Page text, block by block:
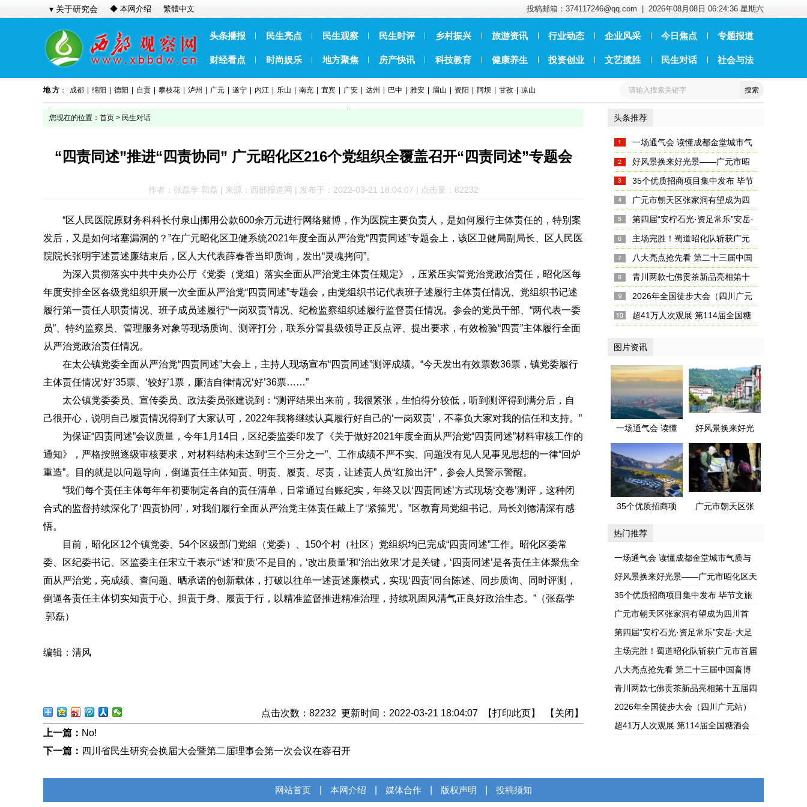
▾ 关于研究会 ◆ 本网介绍 繁體中文 投稿邮箱：374117246@qq.com | 2026年08月08日 06:24:36 星期六
头条播报 民生亮点 民生观察 民生时评 乡村振兴 旅游资讯 行业动态 企业风采 今日焦点 专题报道
财经看点 时尚娱乐 地方聚焦 房产快讯 科技教育 健康养生 投资创业 文艺揽胜 民生对话 社会与法
地 方 ： 成都 绵阳 德阳 自贡 攀枝花 泸州 广元 遂宁 内江 乐山 南充 宜宾 广安 达州 巴中 雅安 眉山 资阳 阿坝 甘孜 凉山
头条推荐
一场通气会 读懂成都金堂城市气
质与内涵好风景换来好光景——广元市昭
化区天雄村的“美”丽密码藏在哪？
35个优质招商项目集中发布 毕节
文旅新名片亮相成都
广元市朝天区张家洞有望成为四
川首个“金钉子”
第四届“安柠石光·资足常乐”安岳·
大足双城文旅联动营销季暨2...
主场完胜！蜀道昭化队斩获广元
市首届城市篮球联赛总冠军
八大亮点抢先看 第二十三届中国
畜博会将于5月18日在蓉开幕
青川两款七佛贡茶新品亮相第十
五届四川国际茶博会
2026年全国徒步大会（四川广元
站）暨古蜀道徒步游活动启幕
超41万人次观展 第114届全国糖
图片资讯
一场通气会 读懂
成都金堂城市气
质与内涵
好风景换来好光
景——广元市昭
化区天雄村
的“美”丽密码藏在
哪？
35个优质招商项
成都
广元市朝天区张
热门推荐
一场通气会 读懂成都金堂城市气质与
内涵
好风景换来好光景——广元市昭化区天
雄村的“美”丽密码藏在哪？
35个优质招商项目集中发布 毕节文旅
新名片亮相成都
广元市朝天区张家洞有望成为四川首
个“金钉子”
第四届“安柠石光·资足常乐”安岳·大足
双城文旅联动营销季暨2...
主场完胜！蜀道昭化队斩获广元市首届
城市篮球联赛总冠军
八大亮点抢先看 第二十三届中国畜博
会将于5月18日在蓉开幕
青川两款七佛贡茶新品亮相第十五届四
川国际茶博会
2026年全国徒步大会（四川广元站）
暨古蜀道徒步游活动启幕
超41万人次观展 第114届全国糖酒会
您现在的位置： 首页 > 民生对话
“四责同述”推进“四责协同” 广元昭化区216个党组织全覆盖召开“四责同述”专题会
作者：张磊学 郭磊 | 来源：西部报道网 | 发布于：2022-03-21 18:04:07 | 点击量：82232
“区人民医院原财务科科长付泉山挪用公款600余万元进行网络赌博，作为医院主要负责人，是如何履行主体责任的，特别案
发后，又是如何堵塞漏洞的？”在广元昭化区卫健系统2021年度全面从严治党“四责同述”专题会上，该区卫健局副局长、区人民医
院院长张明宇述责述廉结束后，区人大代表薛春香当即质询，发出“灵魂拷问”。
为深入贯彻落实中共中央办公厅《党委（党组）落实全面从严治党主体责任规定》，压紧压实管党治党政治责任，昭化区每
年度安排全区各级党组织开展一次全面从严治党“四责同述”专题会，由党组织书记代表班子述履行主体责任情况、党组织书记述
履行第一责任人职责情况、班子成员述履行“一岗双责”情况、纪检监察组织述履行监督责任情况。参会的党员干部、“两代表一委
员”、特约监察员、管理服务对象等现场质询、测评打分，联系分管县级领导正反点评、提出要求，有效检验“四责”主体履行全面
从严治党政治责任情况。
在太公镇党委全面从严治党“四责同述”大会上，主持人现场宣布“四责同述”测评成绩。“今天发出有效票数36票，镇党委履行
主体责任情况‘好’35票、‘较好’1票，廉洁自律情况‘好’36票……”
太公镇党委委员、宣传委员、政法委员张建说到：“测评结果出来前，我很紧张，生怕得分较低，听到测评得到满分后，自
己很开心，说明自己履责情况得到了大家认可，2022年我将继续认真履行好自己的‘一岗双责’，不辜负大家对我的信任和支持。”
为保证“四责同述”会议质量，今年1月14日，区纪委监委印发了《关于做好2021年度全面从严治党“四责同述”材料审核工作的
通知》，严格按照逐级审核要求，对材料结构未达到“三个三分之一”、工作成绩不严不实、问题没有见人见事见思想的一律“回炉
重造”。目的就是以问题导向，倒逼责任主体知责、明责、履责、尽责，让述责人员“红脸出汗”，参会人员警示警醒。
“我们每个责任主体每年年初要制定各自的责任清单，日常通过台账纪实，年终又以‘四责同述’方式现场‘交卷’测评，这种闭
合式的监督持续深化了‘四责协同’，对我们履行全面从严治党主体责任戴上了‘紧箍咒’。”区教育局党组书记、局长刘德清深有感
悟。
目前，昭化区12个镇党委、54个区级部门党组（党委）、150个村（社区）党组织均已完成“四责同述”工作。昭化区委常
委、区纪委书记、区监委主任宋立千表示“‘述’和‘质’不是目的，‘改出质量’和‘治出效果’才是关键，‘四责同述’是各责任主体聚焦全
面从严治党，亮成绩、查问题、晒承诺的创新载体，打破以往单一述责述廉模式，实现‘四责’同台陈述、同步质询、同时评测，
倒逼各责任主体切实知责于心、担责于身、履责于行，以精准监督推进精准治理，持续巩固风清气正良好政治生态。”（张磊学
郭磊）
编辑：清风
点击次数： 82232 更新时间：2022-03-21 18:04:07 【打印此页】 【 关闭 】
上一篇： No!
下一篇： 四川省民生研究会换届大会暨第二届理事会第一次会议在蓉召开
网站首页 本网介绍 媒体合作 版权声明 投稿须知